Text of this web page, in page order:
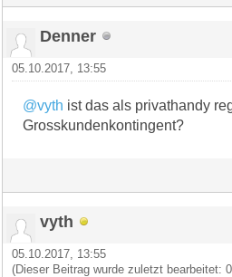
Denner
05.10.2017, 13:55
@vyth ist das als privathandy
Grosskundenkontingent?
vyth
05.10.2017, 13:55
(Dieser Beitrag wurde zuletzt bearbeitet: